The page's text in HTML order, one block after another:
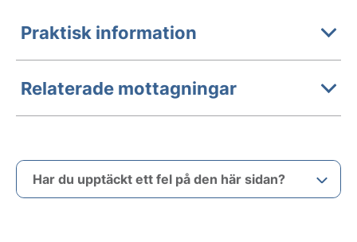
Praktisk information
Relaterade mottagningar
Har du upptäckt ett fel på den här sidan?